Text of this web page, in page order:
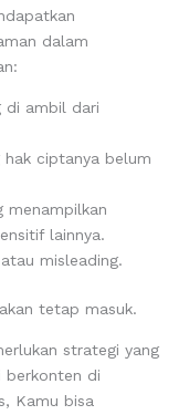
dalam
di ambil dari
hak ciptanya belum
menampilkan
lainnya.
misleading.
tetap masuk.
strategi yang
berkonten di
Kamu bisa